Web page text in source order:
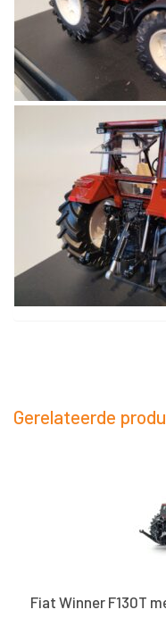
Gerelateerde
Fiat Winner F130T